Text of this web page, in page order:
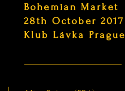
Bohemian Market
28th October 2017
Klub Lávka Prague